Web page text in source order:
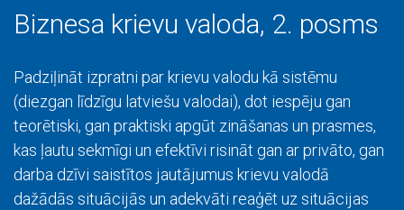
Biznesa krievu valoda, 2. posms
Padziļināt izpratni par krievu valodu kā sistēmu
(diezgan līdzīgu latviešu valodai), dot iespēju gan
teorētiski, gan praktiski apgūt zināšanas un prasmes,
kas ļautu sekmīgi un efektīvi risināt gan ar privāto, gan
darba dzīvi saistītos jautājumus krievu valodā
dažādās situācijās un adekvāti reaģēt uz situācijas